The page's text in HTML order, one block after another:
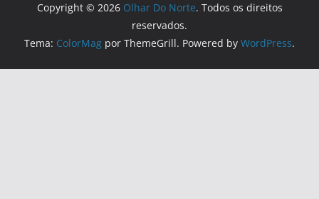
Copyright © 2026 Olhar Do Norte. Todos os direitos
reservados.
Tema: ColorMag por ThemeGrill. Powered by WordPress.